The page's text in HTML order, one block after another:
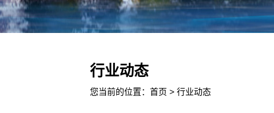
行业动态
您当前的位置： 首页 > 行业动态